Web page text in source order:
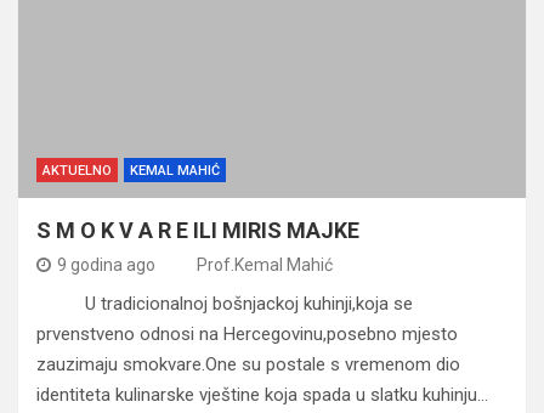
AKTUELNO KEMAL MAHIĆ
S M O K V A R E ILI MIRIS MAJKE
9 godina ago Prof.Kemal Mahić
U tradicionalnoj bošnjackoj kuhinji,koja se
prvenstveno odnosi na Hercegovinu,posebno mjesto
zauzimaju smokvare.One su postale s vremenom dio
identiteta kulinarske vještine koja spada u slatku kuhinju…